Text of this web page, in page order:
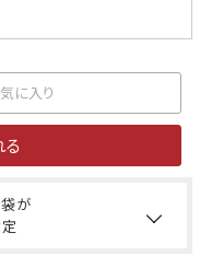
に入り
袋が